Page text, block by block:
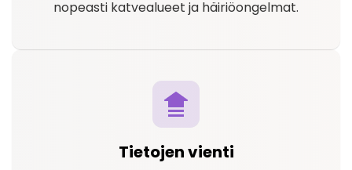
nopeasti katvealueet ja häiriöongelmat.
Tietojen vienti